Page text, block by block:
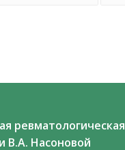
ревматологическая
В.А. Насоновой